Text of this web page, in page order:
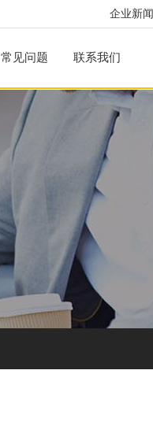
企业新闻
常见问题 联系我们